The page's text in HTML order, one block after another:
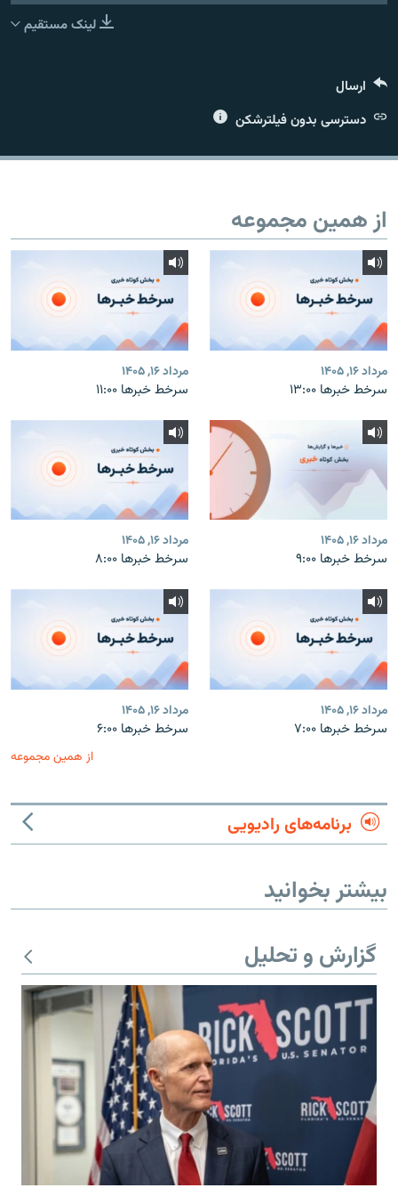
لینک مستقیم
ارسال
دسترسی بدون فیلترشکن
از همین مجموعه
مرداد ۱۶, ۱۴۰۵
سرخط خبرها ۱۳:۰۰
مرداد ۱۶, ۱۴۰۵
سرخط خبرها ۱۱:۰۰
مرداد ۱۶, ۱۴۰۵
سرخط خبرها ۹:۰۰
مرداد ۱۶, ۱۴۰۵
سرخط خبرها ۸:۰۰
مرداد ۱۶, ۱۴۰۵
سرخط خبرها ۷:۰۰
مرداد ۱۶, ۱۴۰۵
سرخط خبرها ۶:۰۰
از همین مجموعه
برنامه‌های رادیویی
بیشتر بخوانید
گزارش و تحلیل